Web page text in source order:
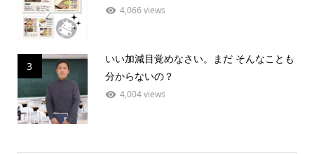
4,066 views
3
いい加減目覚めなさい。まだ そんなことも
分からないの？
4,004 views